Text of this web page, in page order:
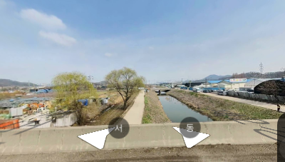
제2경인고속도로
제2경인고속도로
서 동